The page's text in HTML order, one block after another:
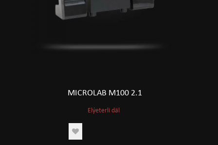
MICROLAB M100 2.1
Elýeterli däl